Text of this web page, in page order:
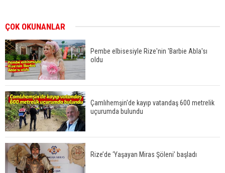
ÇOK OKUNANLAR
Pembe elbisesiyle Rize'nin 'Barbie Abla'sı
oldu
Çamlıhemşin'de kayıp vatandaş 600 metrelik
uçurumda bulundu
Rize’de ‘Yaşayan Miras Şöleni’ başladı